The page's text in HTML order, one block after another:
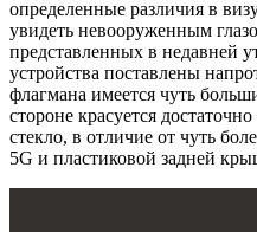
определенные различия в
увидеть невооруженным
представленных в недавней
устройства поставлены
флагмана имеется чуть
стороне красуется
стекло, в отличие от чуть
5G и пластиковой задней